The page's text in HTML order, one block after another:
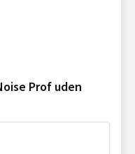
Prof uden